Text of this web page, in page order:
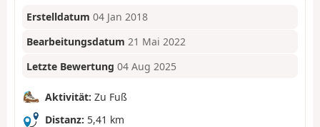
Erstelldatum 04 Jan 2018
Bearbeitungsdatum 21 Mai 2022
Letzte Bewertung 04 Aug 2025
Aktivität: Zu Fuß
Distanz: 5,41 km